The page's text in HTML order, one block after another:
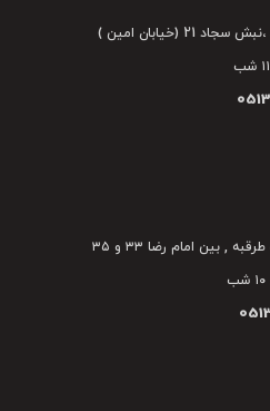
21 (خیابان امین )
, بین امام رضا ۳۳ و ۳۵